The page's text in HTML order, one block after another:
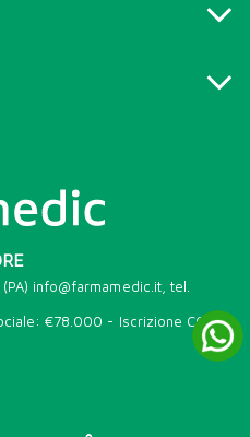
info@farmamedic.it, tel.
€78.000 - Iscrizione CCIAA